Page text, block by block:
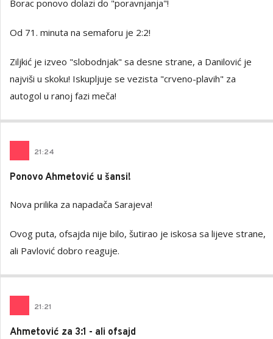
Borac ponovo dolazi do "poravnjanja"!
Od 71. minuta na semaforu je 2:2!
Ziljkić je izveo "slobodnjak" sa desne strane, a Danilović je
najviši u skoku! Iskupljuje se vezista "crveno-plavih" za
autogol u ranoj fazi meča!
21:24
Ponovo Ahmetović u šansi!
Nova prilika za napadača Sarajeva!
Ovog puta, ofsajda nije bilo, šutirao je iskosa sa lijeve strane,
ali Pavlović dobro reaguje.
21:21
Ahmetović za 3:1 - ali ofsajd